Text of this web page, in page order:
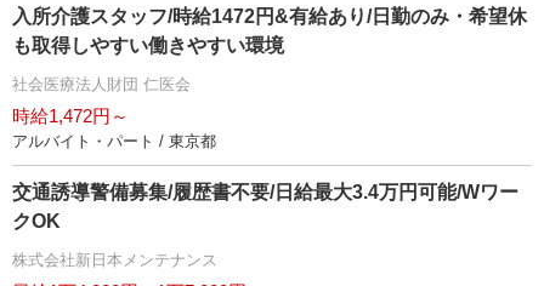
入所介護スタッフ/時給1472円&有給あり/日勤のみ・希望休
も取得しやすい働きやすい環境
社会医療法人財団 仁医会
時給1,472円～
アルバイト・パート / 東京都
交通誘導警備募集/履歴書不要/日給最大3.4万円可能/Wワー
クOK
株式会社新日本メンテナンス